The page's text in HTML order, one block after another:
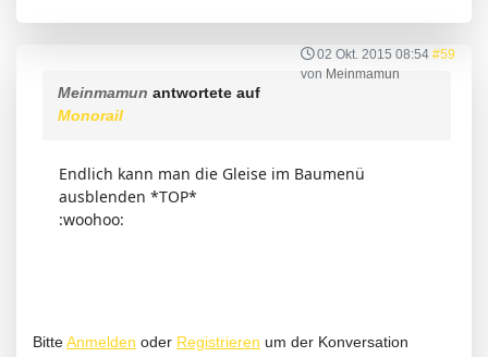
02 Okt. 2015 08:54 #59
von Meinmamun
Meinmamun antwortete auf
Monorail
Endlich kann man die Gleise im Baumenü
ausblenden *TOP*
:woohoo:
BitteAnmelden oder Registrieren um der Konversation